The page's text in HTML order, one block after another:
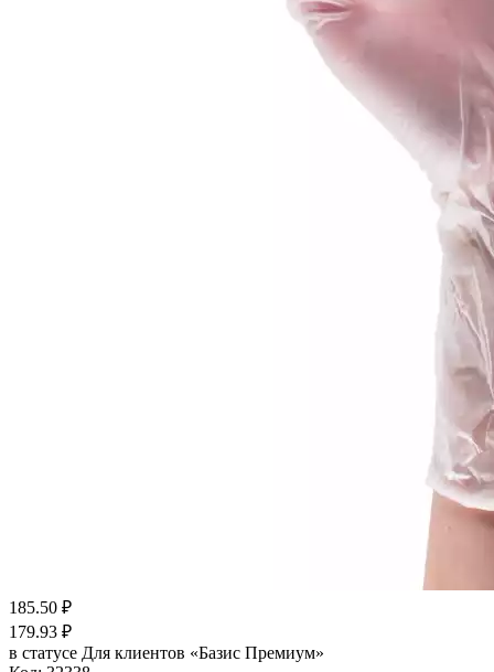
185.50 ₽
179.93 ₽
в статусе Для клиентов «Базис Премиум»